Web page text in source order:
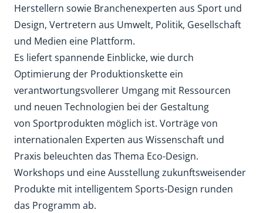
Herstellern sowie Branchenexperten aus Sport und
Design, Vertretern aus Umwelt, Politik, Gesellschaft
und Medien eine Plattform.
Es liefert spannende Einblicke, wie durch
Optimierung der Produktionskette ein
verantwortungsvollerer Umgang mit Ressourcen
und neuen Technologien bei der Gestaltung
von Sportprodukten möglich ist. Vorträge von
internationalen Experten aus Wissenschaft und
Praxis beleuchten das Thema Eco-Design.
Workshops und eine Ausstellung zukunftsweisender
Produkte mit intelligentem Sports-Design runden
das Programm ab.